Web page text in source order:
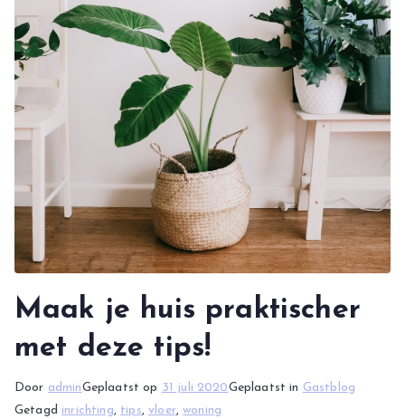
Maak je huis praktischer
met deze tips!
Door adminGeplaatst op 31 juli 2020Geplaatst in Gastblog
Getagd inrichting, tips,vloer,woning